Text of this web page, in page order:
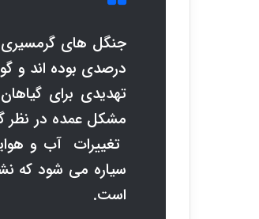
تهدیدی برای
مشکل عمده در نظر
سیاره می شود که
است.